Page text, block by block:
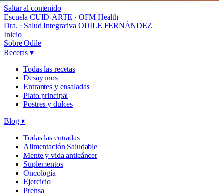
Saltar al contenido
Escuela CUID-ARTE · OFM Health
Dra. · Salud Integrativa ODILE FERNÁNDEZ
Inicio
Sobre Odile
Recetas ▾
Todas las recetas
Desayunos
Entrantes y ensaladas
Plato principal
Postres y dulces
Blog ▾
Todas las entradas
Alimentación Saludable
Mente y vida anticáncer
Suplementos
Oncología
Ejercicio
Prensa